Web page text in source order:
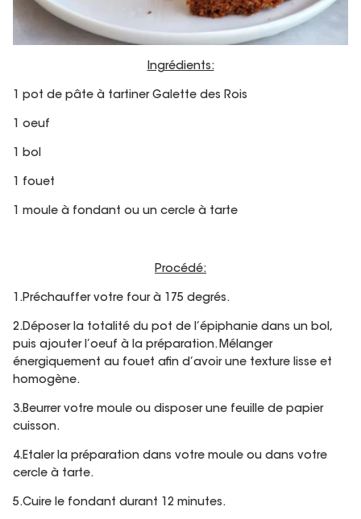
Ingrédients:
1 pot de pâte à tartiner Galette des Rois
1 oeuf
1 bol
1 fouet
1 moule à fondant ou un cercle à tarte
Procédé:
1.Préchauffer votre four à 175 degrés.
2.Déposer la totalité du pot de l’épiphanie dans un bol,
puis ajouter l’oeuf à la préparation. Mélanger
énergiquement au fouet afin d’avoir une texture lisse et
homogène.
3.Beurrer votre moule ou disposer une feuille de papier
cuisson.
4.Etaler la préparation dans votre moule ou dans votre
cercle à tarte.
5.Cuire le fondant durant 12 minutes.